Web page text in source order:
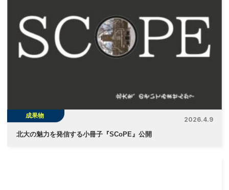
ー
シ
ョ
成果物
2026.4.9
北大の魅力を発信する小冊子『SCoPE』公開